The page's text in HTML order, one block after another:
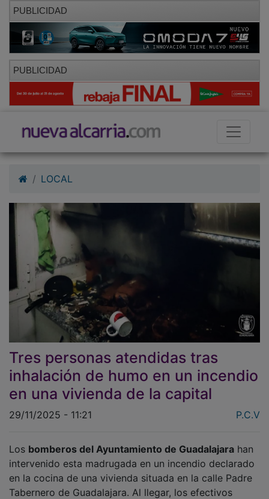
PUBLICIDAD
PUBLICIDAD
LOCAL
Tres personas atendidas tras
inhalación de humo en un incendio
en una vivienda de la capital
29/11/2025 - 11:21 P.C.V
Los bomberos del Ayuntamiento de Guadalajara han
intervenido esta madrugada en un incendio declarado
en la cocina de una vivienda situada en la calle Padre
Tabernero de Guadalajara. Al llegar, los efectivos